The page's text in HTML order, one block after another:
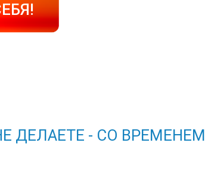
ДЕЛАЕТЕ - СО ВРЕМЕНЕМ